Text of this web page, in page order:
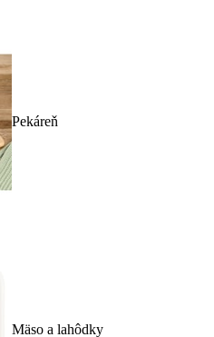
Pekáreň
Mäso a lahôdky